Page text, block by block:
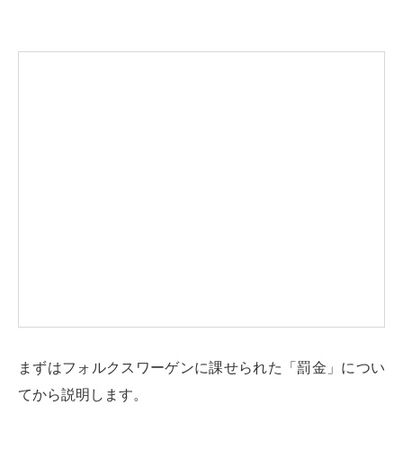
まずはフォルクスワーゲンに課せられた「罰金」につい
てから説明します。